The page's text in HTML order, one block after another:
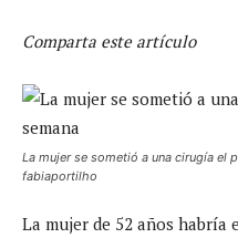
Comparta este artículo
La mujer se sometió a una cirugía el
fabiaportilho
La mujer de 52 años habría